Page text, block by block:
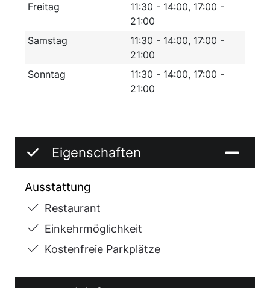
Freitag
11:30 - 14:00, 17:00 -
21:00
Samstag
11:30 - 14:00, 17:00 -
21:00
Sonntag
11:30 - 14:00, 17:00 -
21:00
Eigenschaften
Ausstattung
Restaurant
Einkehrmöglichkeit
Kostenfreie Parkplätze